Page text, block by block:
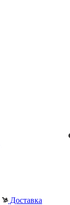
Доставка